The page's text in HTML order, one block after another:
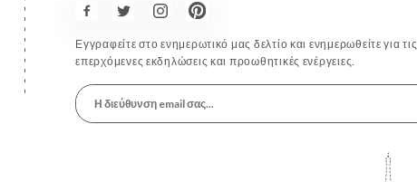
Εγγραφείτε στο ενημερωτικό μας δελτίο και ενημερωθείτε για τις
επερχόμενες εκδηλώσεις και προωθητικές ενέργειες.